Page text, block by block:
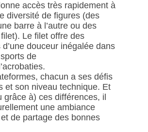
accès très rapidement à
diversité de figures (des
barre à l’autre ou des
Le filet offre des
douceur inégalée dans
de
chacun a ses défis
et son niveau technique. Et
grâce à) ces différences, il
une ambiance
et de partage des bonnes